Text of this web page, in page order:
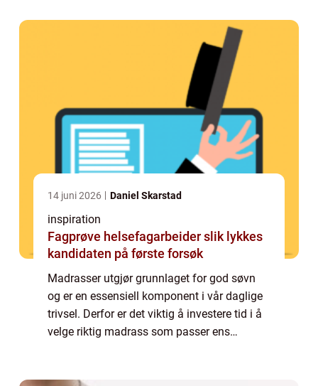
14 juni 2026 Daniel Skarstad
inspiration
Fagprøve helsefagarbeider slik lykkes
kandidaten på første forsøk
Madrasser utgjør grunnlaget for god søvn
og er en essensiell komponent i vår daglige
trivsel. Derfor er det viktig å investere tid i å
velge riktig madrass som passer ens